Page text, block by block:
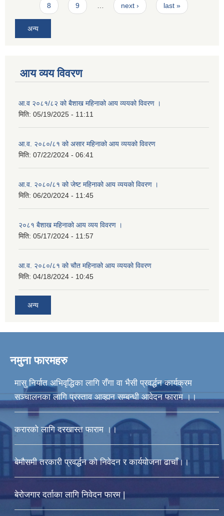
8 9 next › last »
अन्य
आय व्यय विवरण
आ.व २०८१/८२ को बैशाख महिनाको आय व्ययको विवरण ।
मिति: 05/19/2025 - 11:11
आ.व. २०८०/८१ को असार महिनाको आय व्ययको विवरण
मिति: 07/22/2024 - 06:41
आ.व. २०८०/८१ को जेष्ट महिनाको आय व्ययको विवरण ।
मिति: 06/20/2024 - 11:45
२०८१ बैशाख महिनाको आय व्यय विवरण ।
मिति: 05/17/2024 - 11:57
आ.व. २०८०/८१ को चौत महिनाको आय व्ययको विवरण
मिति: 04/18/2024 - 10:45
अन्य
नमुना फारमहरु
मासु निर्यात अभिवृद्धिका लागि राँगा वा भैसी प्रवर्द्धन कार्यक्रम
सञ्चालनका लागि प्रस्ताव आव्ह्यन सम्बन्धी आवेदन फाराम ।।
करारको लागि दरखास्त फाराम ।।
बेमौसमी तरकारी प्रवर्द्धन को निवेदन र कार्ययोजना ढाचाँ।।
बेरोजगार दर्ताका लागि निवेदन फारम |